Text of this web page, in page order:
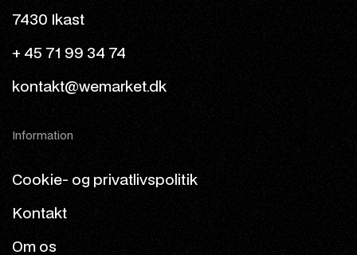
7430 Ikast
+ 45 71 99 34 74
kontakt@wemarket.dk
Information
Cookie- og privatlivspolitik
Kontakt
Om os